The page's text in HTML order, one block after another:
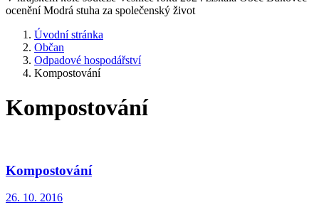
ocenění Modrá stuha za společenský život
Úvodní stránka
Občan
Odpadové hospodářství
Kompostování
Kompostování
Kompostování
26. 10. 2016